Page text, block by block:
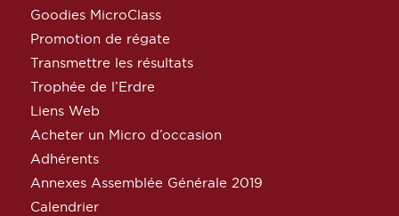
Goodies MicroClass
Promotion de régate
Transmettre les résultats
Trophée de l’Erdre
Liens Web
Acheter un Micro d’occasion
Adhérents
Annexes Assemblée Générale 2019
Calendrier